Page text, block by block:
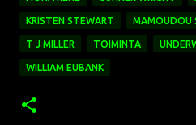
KRISTEN STEWART MAMOUDOU
T J MILLER TOIMINTA
WILLIAM EUBANK